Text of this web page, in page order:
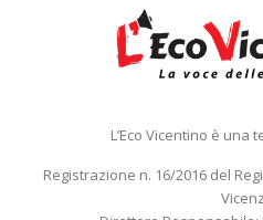
L’Eco Vicentino è una
Registrazione n. 16/2016 del